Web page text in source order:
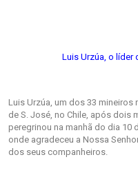
Luis Urzúa, o líder
Luis Urzúa, um dos 33 mineiros
de S. José, no Chile, após dois
peregrinou na manhã do dia 10
onde agradeceu a Nossa
dos seus companheiros.